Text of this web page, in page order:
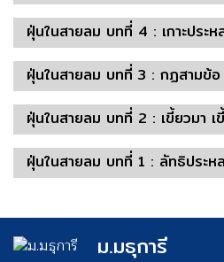
ฝุ่นในสายลม บทที่ 4 : เกาะประห
ฝุ่นในสายลม บทที่ 3 : กฏสามข้อ
ฝุ่นในสายลม บทที่ 2 : เขี้ยวมา เ
ฝุ่นในสายลม บทที่ 1 : ลัทธิประห
ม.มธุการี